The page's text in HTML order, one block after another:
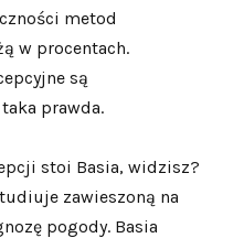
metod
w procentach.
są
prawda.
stoi Basia, widzisz?
zawieszoną na
pogody. Basia